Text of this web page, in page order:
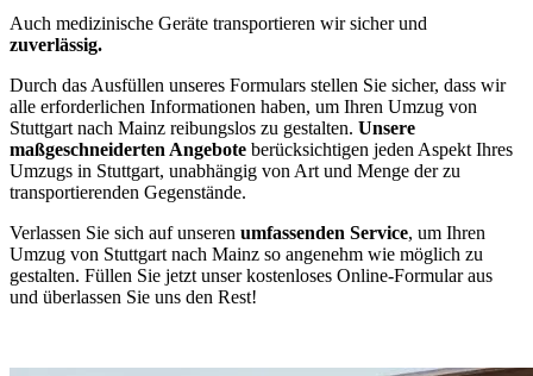
Auch medizinische Geräte transportieren wir sicher und
zuverlässig.
Durch das Ausfüllen unseres Formulars stellen Sie sicher, dass wir
alle erforderlichen Informationen haben, um Ihren Umzug von
Stuttgart nach Mainz reibungslos zu gestalten. Unsere
maßgeschneiderten Angebote berücksichtigen jeden Aspekt Ihres
Umzugs in Stuttgart, unabhängig von Art und Menge der zu
transportierenden Gegenstände.
Verlassen Sie sich auf unseren umfassenden Service, um Ihren
Umzug von Stuttgart nach Mainz so angenehm wie möglich zu
gestalten. Füllen Sie jetzt unser kostenloses Online-Formular aus
und überlassen Sie uns den Rest!